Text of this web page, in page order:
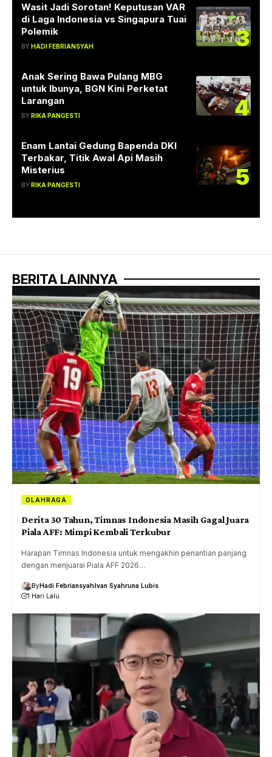
Wasit Jadi Sorotan! Keputusan VAR
di Laga Indonesia vs Singapura Tuai
Polemik
BYHADI FEBRIANSYAH 3
Anak Sering Bawa Pulang MBG
untuk Ibunya, BGN Kini Perketat
Larangan
BYRIKA PANGESTI 4
Enam Lantai Gedung Bapenda DKI
Terbakar, Titik Awal Api Masih
Misterius
BYRIKA PANGESTI 5
BERITA LAINNYA
OLAHRAGA
Derita 30 Tahun, Timnas Indonesia Masih Gagal Juara
Piala AFF: Mimpi Kembali Terkubur
Harapan Timnas Indonesia untuk mengakhiri penantian panjang
dengan menjuarai Piala AFF 2026…
ByHadi FebriansyahIvan Syahruna Lubis
1 Hari Lalu